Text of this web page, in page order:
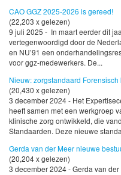
CAO GGZ 2025-2026 is gereed!
(22,203 x gelezen)
9 juli 2025 - In maart eerder dit
vertegenwoordigd door de
en NU’91 een
voor ggz-medewerkers. De...
Nieuw: zorgstandaard Forensisch
(20,430 x gelezen)
3 december 2024 - Het
heeft samen met een werkgroep
klinische zorg ontwikkeld, die
Standaarden. Deze nieuwe
Gerda van der Meer nieuwe
(20,204 x gelezen)
3 december 2024 - Gerda van